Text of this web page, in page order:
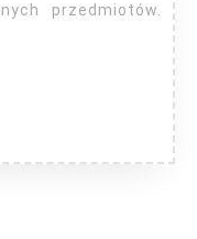
przedmiotów.